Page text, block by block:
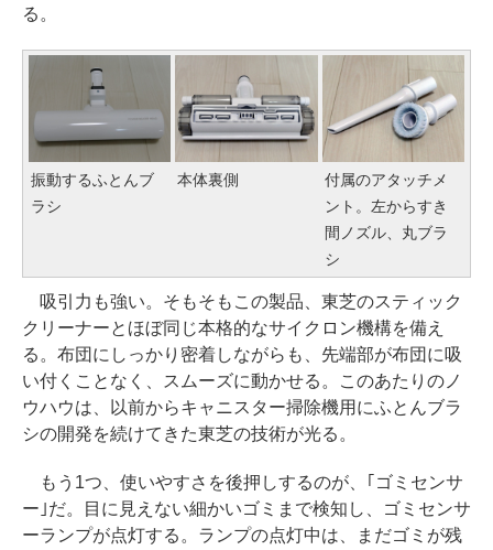
る。
振動するふとんブ
ラシ
本体裏側
付属のアタッチメ
ント。左からすき
間ノズル、丸ブラ
シ
吸引力も強い。そもそもこの製品、東芝のスティック
クリーナーとほぼ同じ本格的なサイクロン機構を備え
る。布団にしっかり密着しながらも、先端部が布団に吸
い付くことなく、スムーズに動かせる。このあたりのノ
ウハウは、以前からキャニスター掃除機用にふとんブラ
シの開発を続けてきた東芝の技術が光る。
もう1つ、使いやすさを後押しするのが、｢ゴミセンサ
ー｣だ。目に見えない細かいゴミまで検知し、ゴミセンサ
ーランプが点灯する。ランプの点灯中は、まだゴミが残